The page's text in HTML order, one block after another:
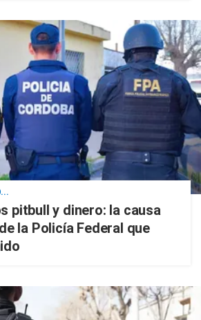
pitbull y dinero: la causa
la Policía Federal que